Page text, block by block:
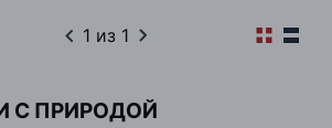
1 из 1
С ПРИРОДОЙ